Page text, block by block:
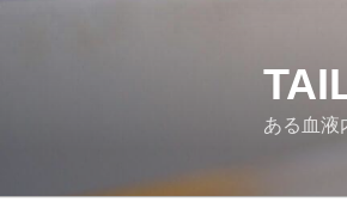
ある血液